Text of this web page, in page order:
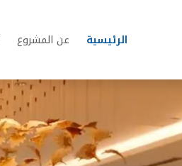
الرئيسية عن المشروع